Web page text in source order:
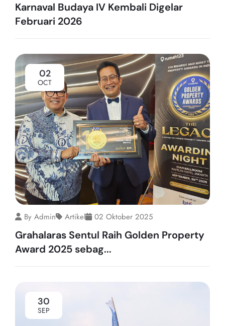
Karnaval Budaya IV Kembali Digelar
Februari 2026
02
OCT
By Admin Artikel 02 Oktober 2025
Grahalaras Sentul Raih Golden Property
Award 2025 sebag...
30
SEP